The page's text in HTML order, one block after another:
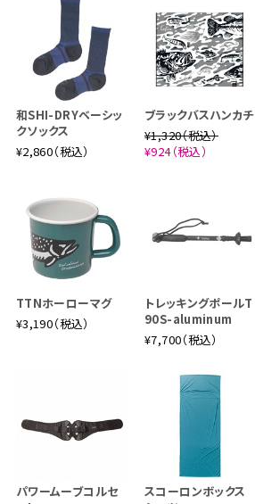
和SHI-DRYベーシッ
クソックス
¥2,860（税込）
ブラックバスハンカチ
¥1,320（税込）
¥924（税込）
TTNホーローマグ
¥3,190（税込）
トレッキングポールT
90S-aluminum
¥7,700（税込）
パワームーブコルセ
スコーロンボックス